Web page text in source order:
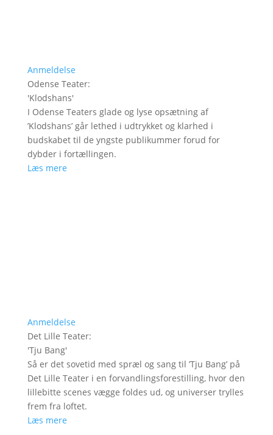
Anmeldelse
Odense Teater:
'Klodshans'
I Odense Teaters glade og lyse opsætning af
’Klodshans’ går lethed i udtrykket og klarhed i
budskabet til de yngste publikummer forud for
dybder i fortællingen.
Læs mere
Anmeldelse
Det Lille Teater:
'Tju Bang'
Så er det sovetid med spræl og sang til ’Tju Bang’ på
Det Lille Teater i en forvandlingsforestilling, hvor den
lillebitte scenes vægge foldes ud, og universer trylles
frem fra loftet.
Læs mere